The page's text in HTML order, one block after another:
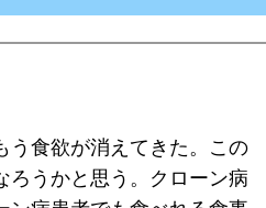
う食欲が消えてきた。この
ろうかと思う。クローン病